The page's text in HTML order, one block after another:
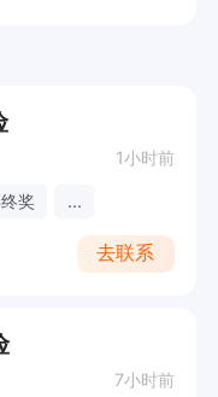
执行。
1小时前
奖 ...
去联系
7小时前